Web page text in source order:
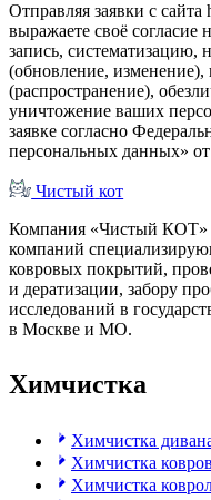
Отправляя заявки с
выражаете своё согласие
запись, систематизацию,
(обновление, изменение),
(распространение),
уничтожение ваших
заявке согласно
персональных данных»
Чистый кот
Компания «Чистый КОТ»
компаний
ковровых покрытий,
и дератизации, забору
исследований в
в Москве и МО.
Химчистка
Химчистка
Химчистка ковров
Химчистка